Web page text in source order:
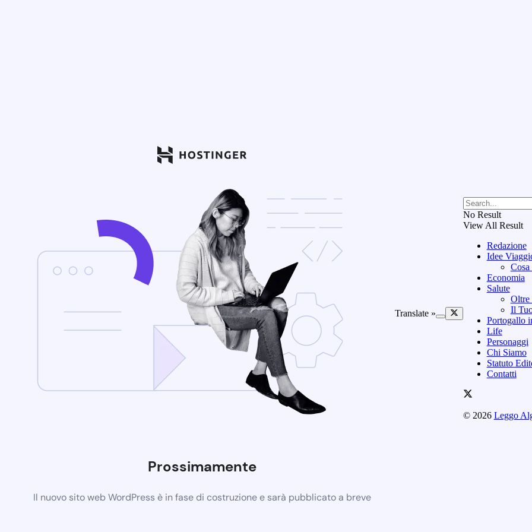
Prossimamente
Il nuovo sito web WordPress è in fase di costruzione e sarà pubblicato a breve
Translate »
No Result
View All Result
Redazione
Idee
Economia
Salute
Oltre
Il
Portogallo
Life
Personaggi
Chi Siamo
Statuto
Contatti
© 2026 Leggo